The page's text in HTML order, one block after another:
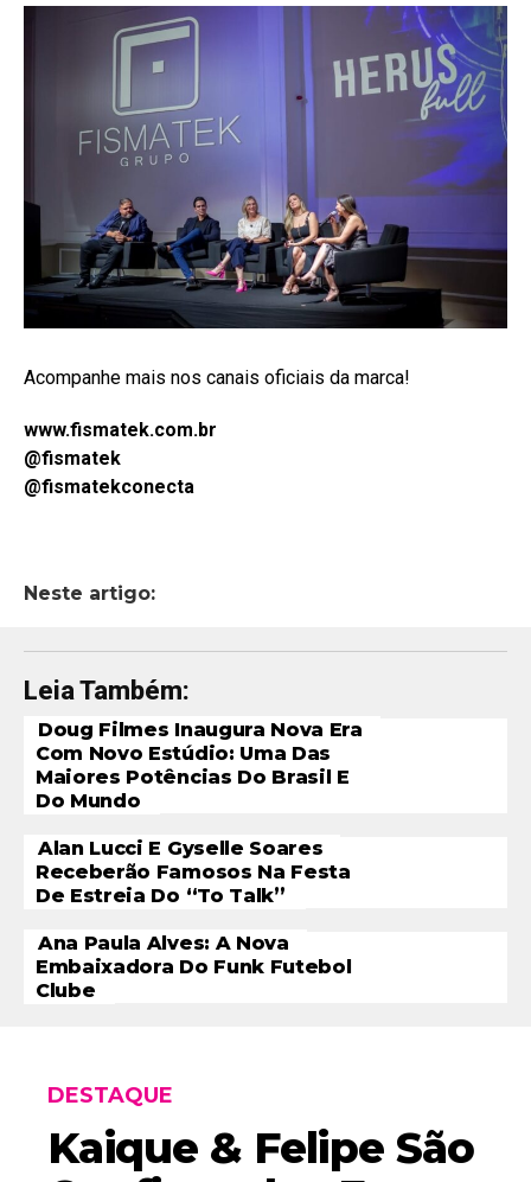
Acompanhe mais nos canais oficiais da marca!
www.fismatek.com.br
@fismatek
@fismatekconecta
Neste artigo:
Leia Também:
Doug Filmes Inaugura Nova Era
Com Novo Estúdio: Uma Das
Maiores Potências Do Brasil E
Do Mundo
Alan Lucci E Gyselle Soares
Receberão Famosos Na Festa
De Estreia Do “To Talk”
Ana Paula Alves: A Nova
Embaixadora Do Funk Futebol
Clube
DESTAQUE
Kaique & Felipe São